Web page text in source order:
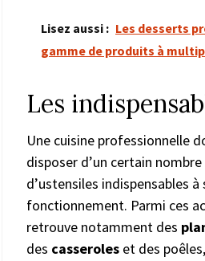
Lisez aussi : Les desserts
gamme de produits à
Les
Une cuisine professionnelle
disposer d’un certain nombre
d’ustensiles indispensables à
fonctionnement. Parmi ces
retrouve notamment des
des casseroles et des